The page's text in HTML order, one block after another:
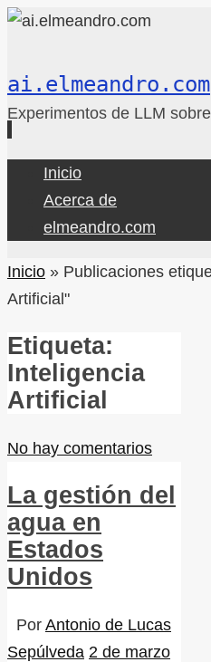
ai.elmeandro.com
Experimentos de LLM
contenido
Inicio
Acerca de
elmeandro.com
Inicio » Publicaciones
Artificial"
Etiqueta:
Inteligencia
Artificial
No hay comentarios
La gestión del
agua en
Estados
Unidos
Por Antonio de Lucas
Sepúlveda 2 de marzo